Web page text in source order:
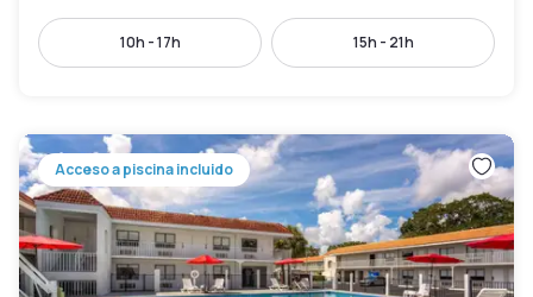
10h - 17h 15h - 21h
Acceso a piscina incluido